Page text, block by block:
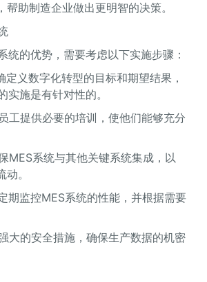
帮助制造企业做出更明智的决策。
统的优势，需要考虑以下实施步骤：
定义数字化转型的目标和期望结果，
实施是有针对性的。
工提供必要的培训，使他们能够充分
MES系统与其他关键系统集成，以
。
期监控MES系统的性能，并根据需要
大的安全措施，确保生产数据的机密